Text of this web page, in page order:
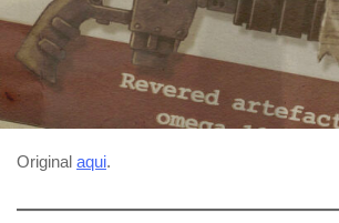
Original aqui.